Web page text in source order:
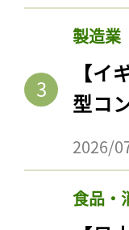
製造業
【
型コ
2026/
食品・